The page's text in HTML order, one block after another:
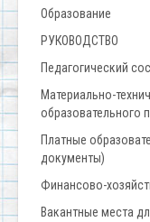
Образование
РУКОВОДСТВО
Педагогический
Материально-
образовательного
Платные
документы)
Финансово-
Вакантные места